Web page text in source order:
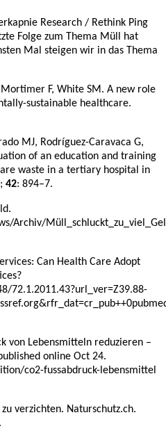
Research / Rethink Ping
Folge zum Thema Müll hat
Mal steigen wir in das Thema
F, White SM. A new role
sustainable healthcare.
MJ, Rodríguez-Caravaca G,
of an education and training
waste in a tertiary hospital in
42: 894–7.
Archiv/
Can Health Care Adopt
72.1.2011.43?url_ver=Z39.88-
Lebensmitteln reduzieren –
online Oct 24.
co2-fussabdruck-lebensmittel
Naturschutz.ch.